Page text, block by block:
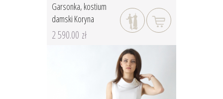
Garsonka, kostium
damski Koryna
2 590.00 zł